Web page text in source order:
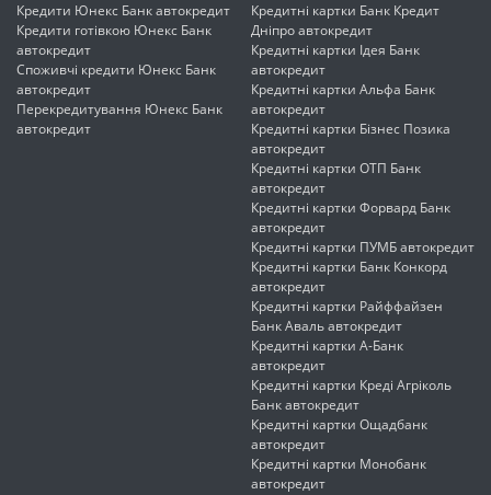
Кредити Юнекс Банк автокредит
Кредити готівкою Юнекс Банк
автокредит
Споживчі кредити Юнекс Банк
автокредит
Перекредитування Юнекс Банк
автокредит
Кредитні картки Банк Кредит
Дніпро автокредит
Кредитні картки Ідея Банк
автокредит
Кредитні картки Альфа Банк
автокредит
Кредитні картки Бізнес Позика
автокредит
Кредитні картки ОТП Банк
автокредит
Кредитні картки Форвард Банк
автокредит
Кредитні картки ПУМБ автокредит
Кредитні картки Банк Конкорд
автокредит
Кредитні картки Райффайзен
Банк Аваль автокредит
Кредитні картки А-Банк
автокредит
Кредитні картки Креді Агріколь
Банк автокредит
Кредитні картки Ощадбанк
автокредит
Кредитні картки Монобанк
автокредит